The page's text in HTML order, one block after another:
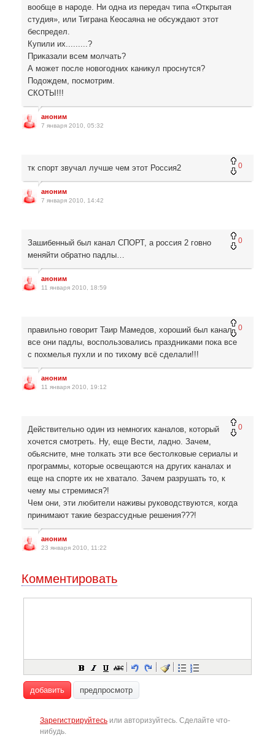
вообще в народе. Ни одна из передач типа «Открытая
студия», или Тиграна Кеосаяна не обсуждают этот
беспредел.
Купили их.........?
Приказали всем молчать?
А может после новогодних каникул проснутся?
Подождем, посмотрим.
СКОТЫ!!!
аноним
7 января 2010, 05:32
0
тк спорт звучал лучше чем этот Россия2
аноним
7 января 2010, 14:42
0
Зашибенный был канал СПОРТ, а россия 2 говно
меняйти обратно падлы…
аноним
11 января 2010, 18:59
0
правильно говорит Таир Мамедов, хороший был канал,
все они падлы, воспользовались праздниками пока все
с похмелья пухли и по тихому всё сделали!!!
аноним
11 января 2010, 19:12
0
Действительно один из немногих каналов, который
хочется смотреть. Ну, еще Вести, ладно. Зачем,
обьясните, мне толкать эти все бестолковые сериалы и
программы, которые освещаются на других каналах и
еще на спорте их не хватало. Зачем разрушать то, к
чему мы стремимся?!
Чем они, эти любители наживы руководствуются, когда
принимают такие безрассудные решения???!
аноним
23 января 2010, 11:22
Комментировать
добавить предпросмотр
Зарегистрируйтесь или авторизуйтесь. Сделайте что-
нибудь.